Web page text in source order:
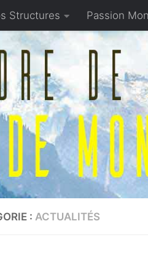
Structures Passion
: ACTUALITÉS